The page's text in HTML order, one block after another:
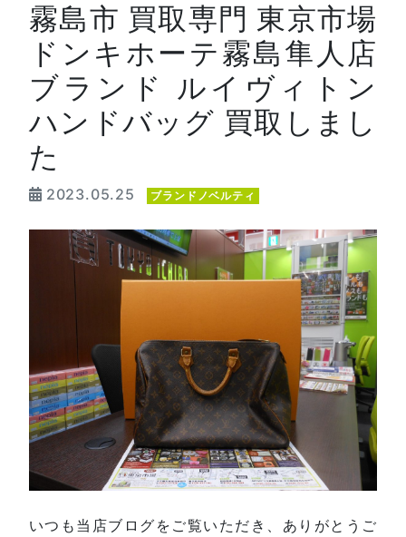
霧島市 買取専門 東京市場
ドンキホーテ霧島隼人店
ブランド ルイヴィトン
ハンドバッグ 買取しまし
た
2023.05.25 ブランドノベルティ
いつも当店ブログをご覧いただき、ありがとうご